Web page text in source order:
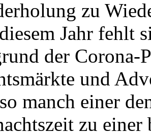
zu
Jahr fehlt
der Corona-
und
manch einer
zu